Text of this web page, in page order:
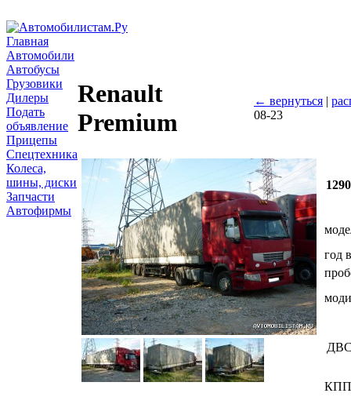
Главная
Автомобили
Автобусы
Грузовики
Дилеры
Подать
объявление
Прицепы
Спецтехника
Колеса,
шины, диски
Запчасти
Автофирмы
Renault
Premium
← вернуться |
08-23
год
КПП